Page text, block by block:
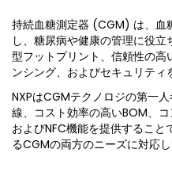
持続血糖測定器 (CGM) は、血
し、糖尿病や健康の管理に役
型フットプリント、信頼性の
ンシング、およびセキュリティ
NXPはCGMテクノロジの第一
線、コスト効率の高いBOM、コ
およびNFC機能を提供するこ
るCGMの両方のニーズに対応し